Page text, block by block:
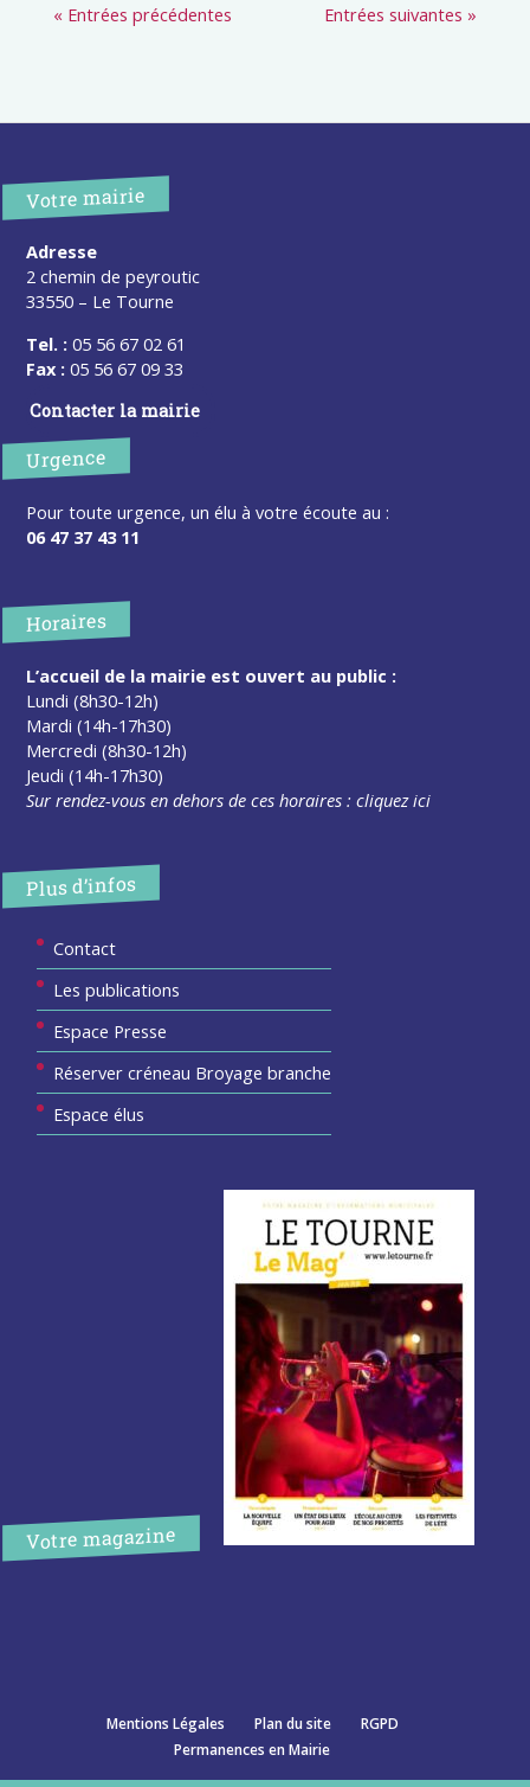
« Entrées précédentes Entrées suivantes »
Votre mairie
Adresse
2 chemin de peyroutic
33550 – Le Tourne
Tel. : 05 56 67 02 61
Fax : 05 56 67 09 33
Contacter la mairie
Urgence
Pour toute urgence, un élu à votre écoute au :
06 47 37 43 11
Horaires
L’accueil de la mairie est ouvert au public :
Lundi (8h30-12h)
Mardi (14h-17h30)
Mercredi (8h30-12h)
Jeudi (14h-17h30)
Sur rendez-vous en dehors de ces horaires :cliquez ici
Plus d’infos
Contact
Les publications
Espace Presse
Réserver créneau Broyage branche
Espace élus
Votre magazine
Mentions Légales Plan du site
RGPD
Permanences en Mairie